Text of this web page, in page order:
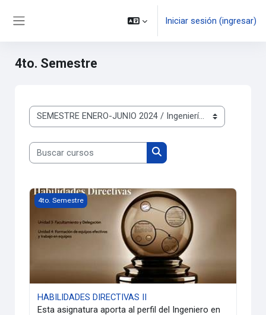
Iniciar sesión (ingresar)
4to. Semestre
Categorías
Buscar cursos
Buscar cursos
HABILIDADES DIRECTIVAS II
4to. Semestre
HABILIDADES DIRECTIVAS II
Esta asignatura aporta al perfil del Ingeniero en